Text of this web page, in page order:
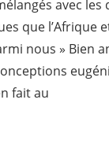
avec les
que l’Afrique
nous » Bien
fait au